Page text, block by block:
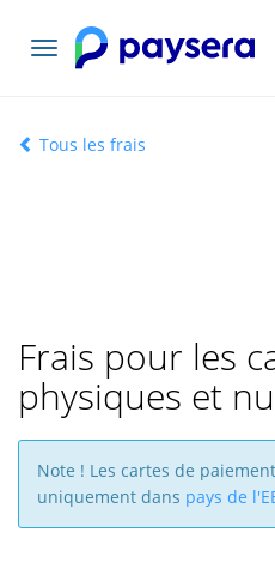
Basculer
Tous les frais
Frais pour les
physiques et
Note ! Les cartes de
uniquement dans pays de